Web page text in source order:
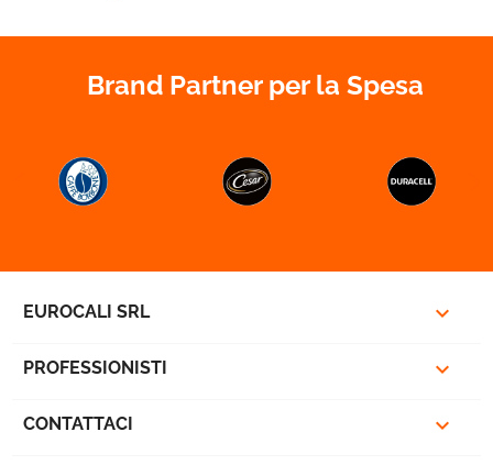
Brand Partner per la Spesa
EUROCALI SRL 
PROFESSIONISTI 
CONTATTACI 